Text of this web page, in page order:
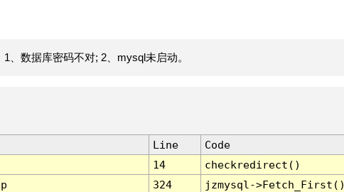
、数据库密码不对; 2、mysql未启动。
Line
Code
14
checkredirect()
324
jzmysql-